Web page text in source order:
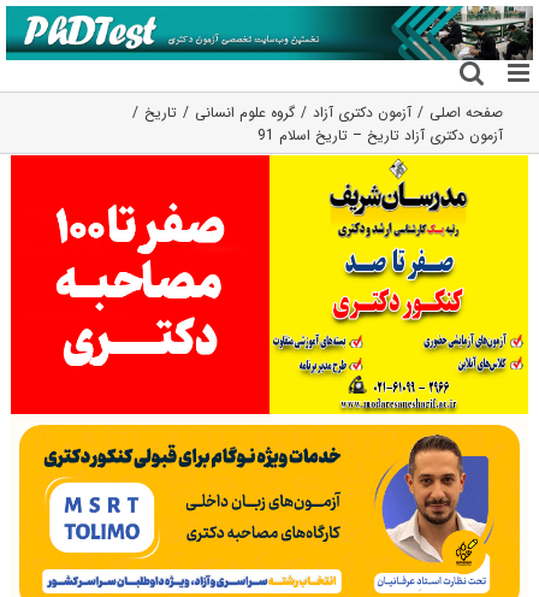
رفتن
به
محتوا
صفحه اصلی آزمون دکتری آزاد گروه علوم انسانی
تاریخ
آزمون دکتری آزاد تاریخ – تاریخ اسلام 91